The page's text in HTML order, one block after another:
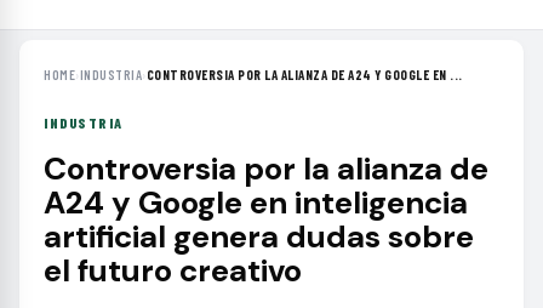
HOME›INDUSTRIA› CONTROVERSIA POR LA ALIANZA DE A24 Y GOOGLE EN ...
INDUSTRIA
Controversia por la alianza de
A24 y Google en inteligencia
artificial genera dudas sobre
el futuro creativo